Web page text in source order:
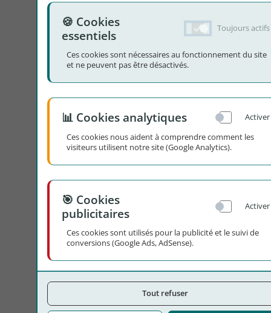
🍪 Cookies
essentiels
Toujours actifs
Ces cookies sont nécessaires au fonctionnement du site
et ne peuvent pas être désactivés.
📊 Cookies analytiques
Activer
Ces cookies nous aident à comprendre comment les
visiteurs utilisent notre site (Google Analytics).
🎯 Cookies
publicitaires
Activer
Ces cookies sont utilisés pour la publicité et le suivi de
conversions (Google Ads, AdSense).
Tout refuser